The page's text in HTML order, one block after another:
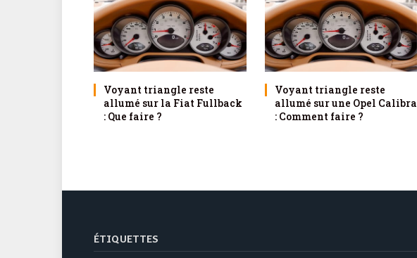
Voyant triangle reste
allumé sur la Fiat Fullback
: Que faire ?
Voyant triangle reste
allumé sur une Opel Calibra
: Comment faire ?
ÉTIQUETTES